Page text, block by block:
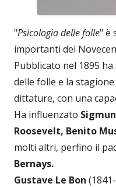
"Psicologia delle folle" è
importanti del
Pubblicato nel 1895
delle folle e la
dittature, con una
Ha influenzato
Roosevelt, Benito
molti altri, perfino il
Bernays.
Gustave Le Bon